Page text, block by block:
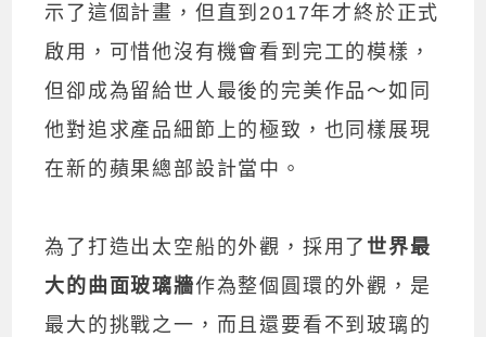
示了這個計畫，但直到2017年才終於正式
啟用，可惜他沒有機會看到完工的模樣，
但卻成為留給世人最後的完美作品～如同
他對追求產品細節上的極致，也同樣展現
在新的蘋果總部設計當中。
為了打造出太空船的外觀，採用了 世界最
大的曲面玻璃牆作為整個圓環的外觀，是
最大的挑戰之一，而且還要看不到玻璃的